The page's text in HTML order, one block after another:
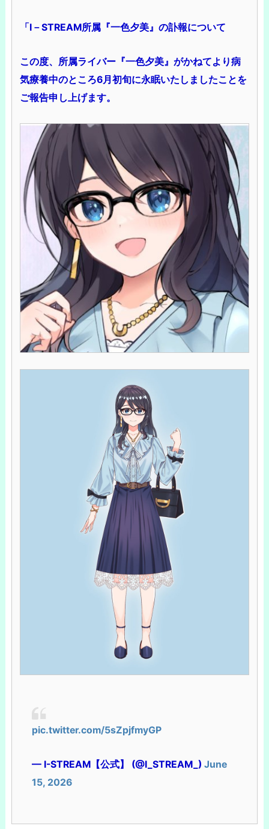
「I－STREAM所属『一色夕美』の訃報について
この度、所属ライバー『一色夕美』がかねてより病
気療養中のところ6月初旬に永眠いたしましたことを
ご報告申し上げます。
pic.twitter.com/5sZpjfmyGP
— I-STREAM【公式】 (@I_STREAM_) June
15, 2026